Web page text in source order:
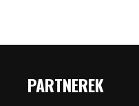
PARTNEREK